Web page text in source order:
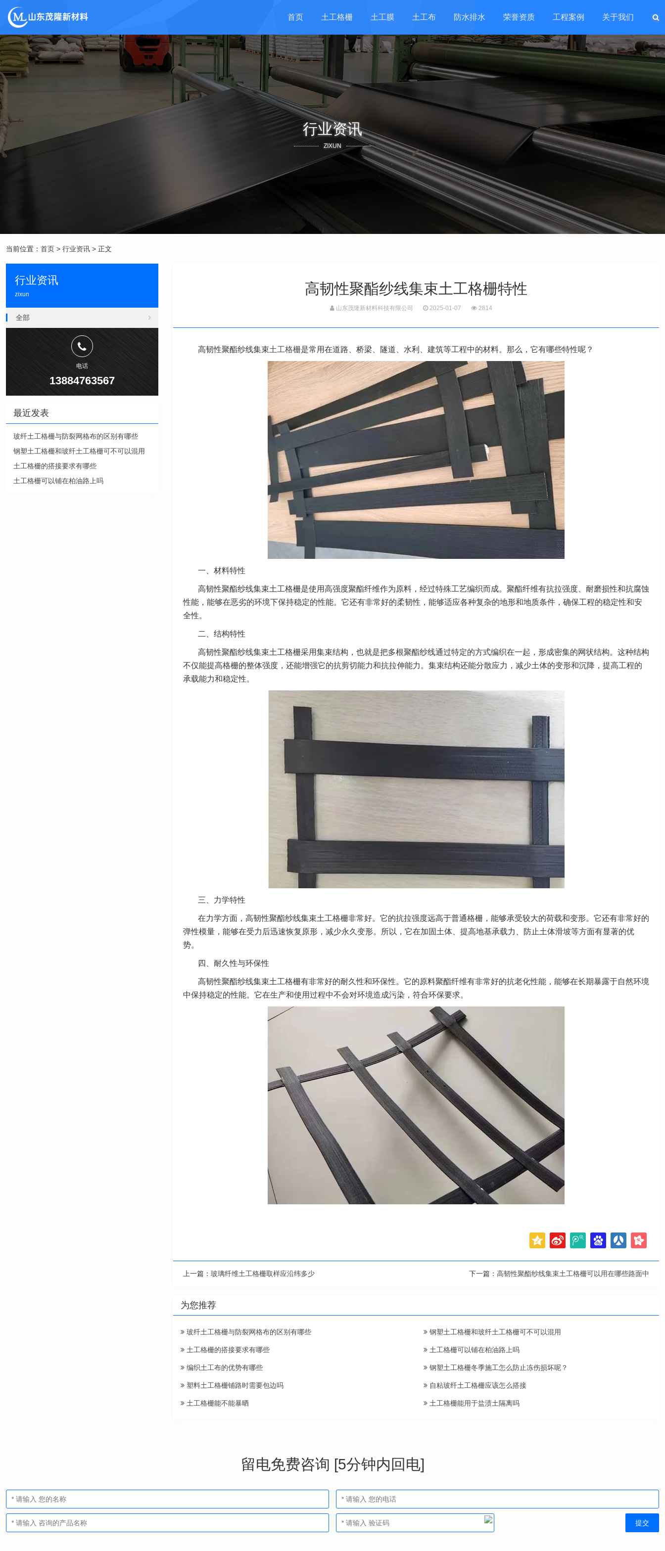
首页 土工格栅 土工膜 土工布 防水排水 荣誉资质 工程案例 关于我们
行业资讯
ZIXUN
当前位置： 首页 > 行业资讯 > 正文
高韧性聚酯纱线集束土工格栅特性
山东茂隆新材料科技有限公司 2025-01-07 2814
高韧性聚酯纱线集束土工格栅是常用在道路、桥梁、隧道、水利、建筑等工程中的材料。那么，它有哪些特性呢？
一、材料特性
高韧性聚酯纱线集束土工格栅是使用高强度聚酯纤维作为原料，经过特殊工艺编织而成。聚酯纤维有抗拉强度、耐磨损性和抗腐蚀
性能，能够在恶劣的环境下保持稳定的性能。它还有非常好的柔韧性，能够适应各种复杂的地形和地质条件，确保工程的稳定性和安
全性。
二、结构特性
高韧性聚酯纱线集束土工格栅采用集束结构，也就是把多根聚酯纱线通过特定的方式编织在一起，形成密集的网状结构。这种结构
不仅能提高格栅的整体强度，还能增强它的抗剪切能力和抗拉伸能力。集束结构还能分散应力，减少土体的变形和沉降，提高工程的
承载能力和稳定性。
三、力学特性
在力学方面，高韧性聚酯纱线集束土工格栅非常好。它的抗拉强度远高于普通格栅，能够承受较大的荷载和变形。它还有非常好的
弹性模量，能够在受力后迅速恢复原形，减少永久变形。所以，它在加固土体、 提高地基承载力、防止土体滑坡等方面有显著的优
势。
四、耐久性与环保性
高韧性聚酯纱线集束土工格栅有非常好的耐久性和环保性。它的原料聚酯纤维有非常好的抗老化性能，能够在长期暴露于自然环境
中保持稳定的性能。它在生产和使用过程中不会对环境造成污染，符合环保要求。
上一篇： 玻璃纤维土工格栅取样应沿纬多少 下一篇： 高韧性聚酯纱线集束土工格栅可以用在哪些路面中
为您推荐
玻纤土工格栅与防裂网格布的区别有哪些 钢塑土工格栅和玻纤土工格栅可不可以混用
土工格栅的搭接要求有哪些 土工格栅可以铺在柏油路上吗
编织土工布的优势有哪些 钢塑土工格栅冬季施工怎么防止冻伤损坏呢？
塑料土工格栅铺路时需要包边吗 自粘玻纤土工格栅应该怎么搭接
土工格栅能不能暴晒 土工格栅能用于盐渍土隔离吗
行业资讯
zixun
全部
电话
13884763567
最近发表
玻纤土工格栅与防裂网格布的区别有哪些
钢塑土工格栅和玻纤土工格栅可不可以混用
土工格栅的搭接要求有哪些
土工格栅可以铺在柏油路上吗
留电免费咨询 [5分钟内回电]